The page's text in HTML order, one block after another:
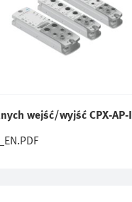
wejść/wyjść CPX-AP-I